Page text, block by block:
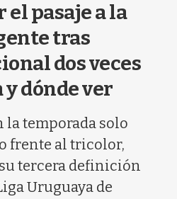
el pasaje a la
tras
dos veces
dónde ver
la temporada solo
frente al tricolor,
tercera definición
Uruguaya de